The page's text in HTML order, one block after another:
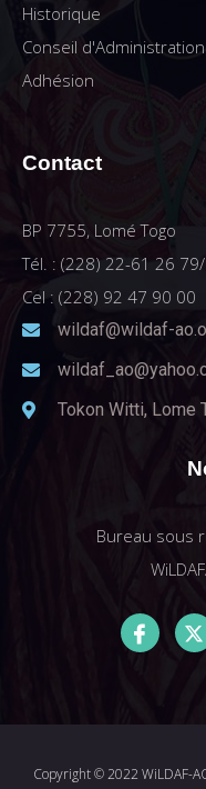
Historique
Conseil d'Administration
Adhésion
Contact
BP 7755, Lomé Togo
Tél. : (228) 22-61 26
Cel : (228) 92 47 90 00
wildaf@wildaf-
Tokon Witti, Lome
Bureau sous
Copyright © 2022 WiLDAF-